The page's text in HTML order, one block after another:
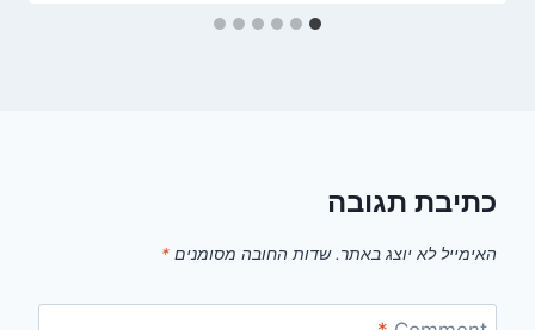
כתיבת תגובה
האימייל לא יוצג באתר. שדות החובה מסומנים *